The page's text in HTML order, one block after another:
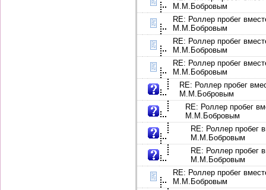
М.М.Бобровым
RE: Роллер пробег
М.М.Бобровым
RE: Роллер пробег
М.М.Бобровым
RE: Роллер пробег
М.М.Бобровым
RE: Роллер пробег
М.М.Бобровым
RE: Роллер пробег
М.М.Бобровым
RE: Роллер пробег
М.М.Бобровым
RE: Роллер пробег
М.М.Бобровым
RE: Роллер пробег
М.М.Бобровым